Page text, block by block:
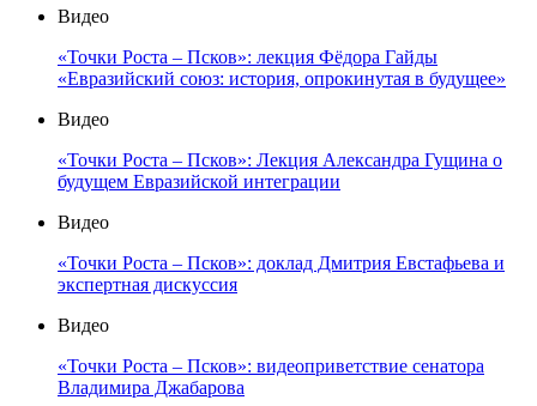
Видео
«Точки Роста – Псков»: лекция Фёдора Гайды
«Евразийский союз: история, опрокинутая в будущее»
Видео
«Точки Роста – Псков»: Лекция Александра Гущина о
будущем Евразийской интеграции
Видео
«Точки Роста – Псков»: доклад Дмитрия Евстафьева и
экспертная дискуссия
Видео
«Точки Роста – Псков»: видеоприветствие сенатора
Владимира Джабарова